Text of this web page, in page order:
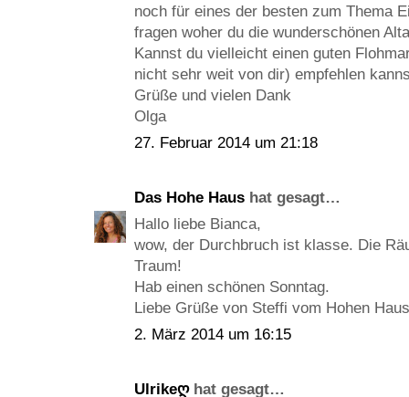
noch für eines der besten zum Thema
fragen woher du die wunderschönen
Kannst du vielleicht einen guten
nicht sehr weit von dir) empfehlen
Grüße und vielen Dank
Olga
27. Februar 2014 um 21:18
Das Hohe Haus hat gesagt…
Hallo liebe Bianca,
wow, der Durchbruch ist klasse. Die
Traum!
Hab einen schönen Sonntag.
Liebe Grüße von Steffi vom Hohen Haus
2. März 2014 um 16:15
Ulrikeღhat gesagt…